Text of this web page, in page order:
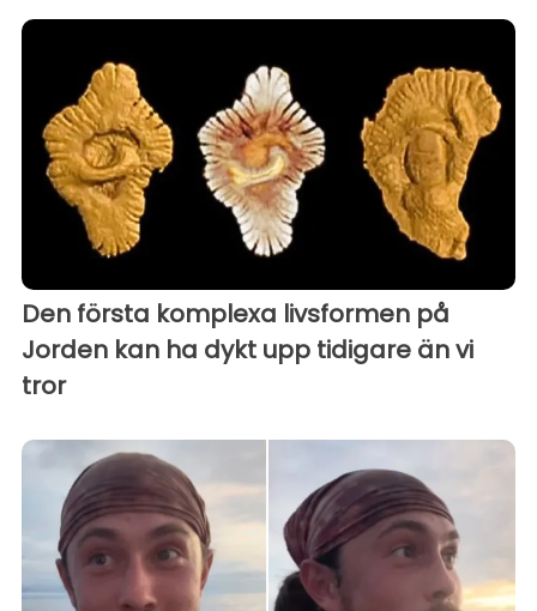
Den första komplexa livsformen på
Jorden kan ha dykt upp tidigare än vi
tror